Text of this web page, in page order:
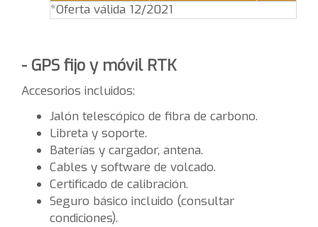
*Oferta válida 12/2021
- GPS fijo y móvil RTK
Accesorios incluidos:
Jalón telescópico de fibra de carbono.
Libreta y soporte.
Baterías y cargador, antena.
Cables y software de volcado.
Certificado de calibración.
Seguro básico incluido (consultar
condiciones).